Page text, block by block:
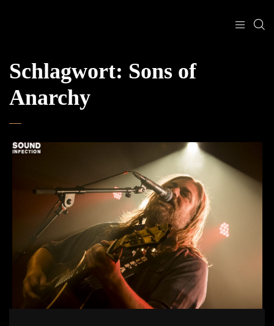
Schlagwort: Sons of
Anarchy